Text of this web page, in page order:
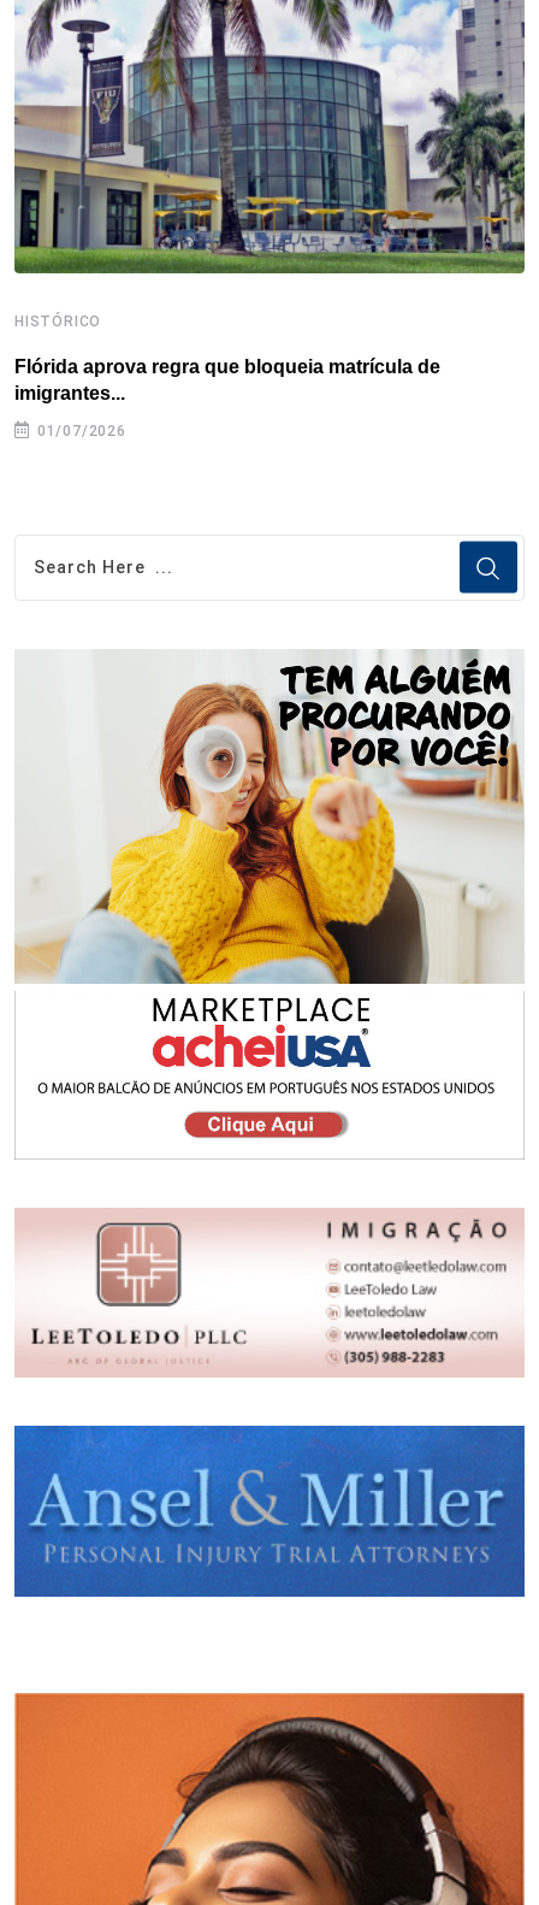
o
o
k
r
d
I
n
r
e
s
t
d
s
A
p
HISTÓRICO
Flórida aprova regra que bloqueia matrícula de
imigrantes...
01/07/2026